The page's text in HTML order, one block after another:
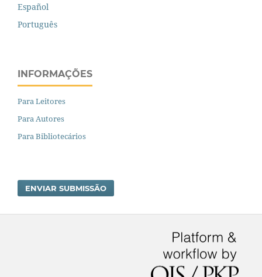
Español
Português
INFORMAÇÕES
Para Leitores
Para Autores
Para Bibliotecários
ENVIAR SUBMISSÃO